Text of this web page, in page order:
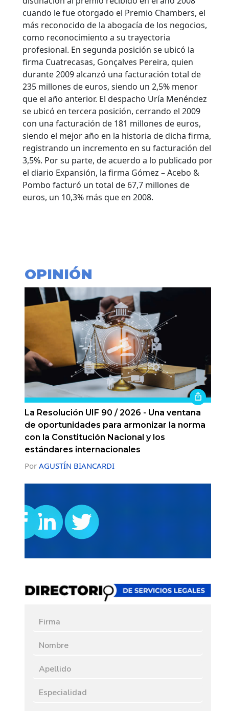
cuando le fue otorgado el Premio Chambers, el
más reconocido de la abogacía de los negocios,
como reconocimiento a su trayectoria
profesional. En segunda posición se ubicó la
firma Cuatrecasas, Gonçalves Pereira, quien
durante 2009 alcanzó una facturación total de
235 millones de euros, siendo un 2,5% menor
que el año anterior. El despacho Uría Menéndez
se ubicó en tercera posición, cerrando el 2009
con una facturación de 181 millones de euros,
siendo el mejor año en la historia de dicha firma,
registrando un incremento en su facturación del
3,5%. Por su parte, de acuerdo a lo publicado por
el diario Expansión, la firma Gómez – Acebo &
Pombo facturó un total de 67,7 millones de
euros, un 10,3% más que en 2008.
OPINIÓN
La Resolución UIF 90 / 2026 - Una ventana
de oportunidades para armonizar la norma
con la Constitución Nacional y los
estándares internacionales
Por AGUSTÍN BIANCARDI